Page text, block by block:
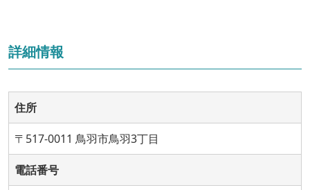
詳細情報
住所
〒517-0011 鳥羽市鳥羽3丁目
電話番号